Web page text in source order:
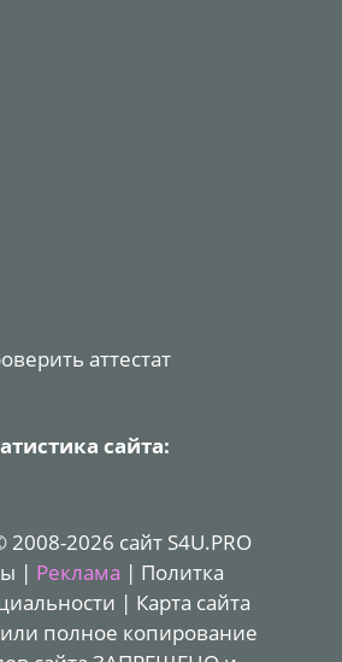
аттестат
сайта:
2026 сайт S4U.PRO
| Реклама | Политка
| Карта сайта
полное копирование